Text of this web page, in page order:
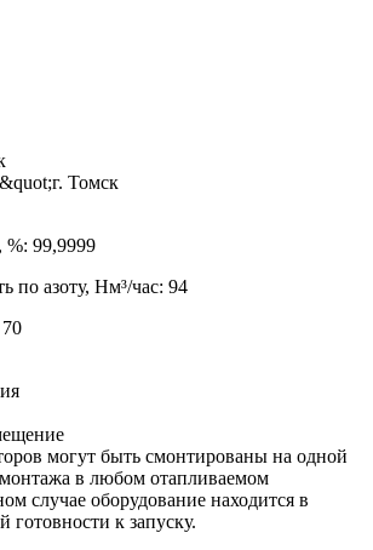
г. Томск
%: 99,9999
по азоту, Нм³/час: 94
могут быть смонтированы на одной
в любом отапливаемом
случае оборудование находится в
готовности к запуску.